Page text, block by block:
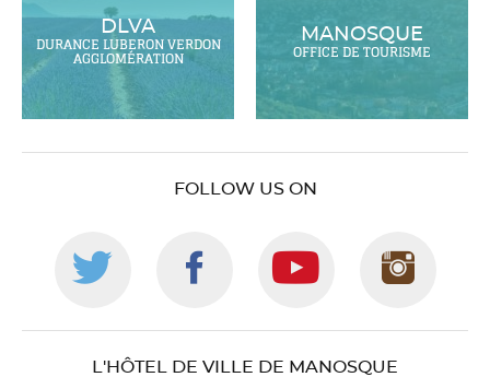
DLVA
DURANCE LUBERON VERDON
AGGLOMÉRATION
MANOSQUE
OFFICE DE TOURISME
FOLLOW US ON
Follow
us
Follow
us
Follow
us
us
L'HÔTEL DE VILLE DE MANOSQUE